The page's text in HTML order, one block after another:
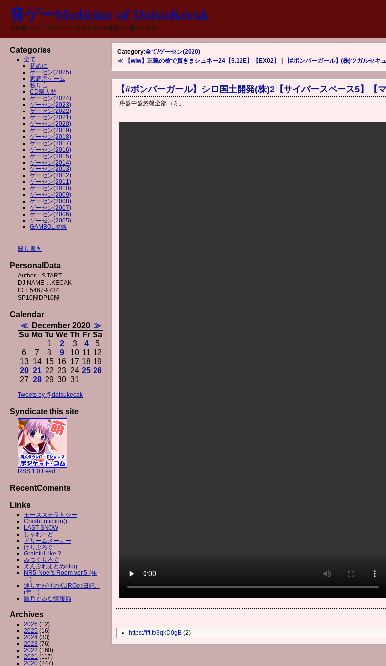
音ゲーMedicine of DaisuKecak
日本語コメントはエラーとなりますので英語でお願いします
Category:全て/ゲーセン(2020)
≪ 【wlw】正義の槍で貫きまシュネー24【5.12E】【EX02】
【#ボンバーガール】(株)ツガルセ
【#ボンバーガール】シロ国土開発(株)2【サイバースペース5】【マ
序盤中盤終盤全部ゴミ。
https://ift.tt/3qkD0gB (2)
Categories
全て
初めに
ゲーセン(2025)
家庭用ゲーム
独り言
CD購入歴
ゲーセン(2024)
ゲーセン(2023)
ゲーセン(2022)
ゲーセン(2021)
ゲーセン(2020)
ゲーセン(2019)
ゲーセン(2018)
ゲーセン(2017)
ゲーセン(2016)
ゲーセン(2015)
ゲーセン(2014)
ゲーセン(2013)
ゲーセン(2012)
ゲーセン(2011)
ゲーセン(2010)
ゲーセン(2009)
ゲーセン(2008)
ゲーセン(2007)
ゲーセン(2006)
ゲーセン(2005)
GAMBOL攻略
殴り書き
PersonalData
Author：S.TART
DJ NAME：.KECAK
ID：5467-9734
SP10段DP10段
Calendar
≪
December 2020 ≫
Su Mo Tu We Th Fr Sa
1
2 3 4
5
6
7 8 9 10 11 12
13 14 15 16 17 18 19
20 21 22 23 24 25 26
27 28 29 30 31
Tweets by @daisukecak
Syndicate this site
RSS 1.0 Feed
RecentComents
Links
モースステラトジー
CrashFunction()
LAST SNOW
しゃれーど
ドリームメーカー
けりぶろぐ
GratefulLike ?
みつくりろぐ
えんぷれまとめblog
NR5-Noel's Room ver.5-(年
一)
通りすがりのKUROの日記。
(年一)
鷹月ぐみな情報局
Archives
2026 (12)
2025 (16)
2024 (33)
2023 (76)
2022 (160)
2021 (117)
2020 (247)